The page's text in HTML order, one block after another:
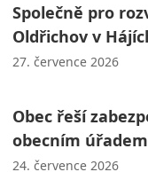
Společně pro
Oldřichov v
27. července 2026
Obec řeší
obecním úřadem
24. července 2026